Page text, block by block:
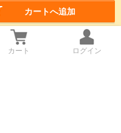
カートへ追加
カート ログイン